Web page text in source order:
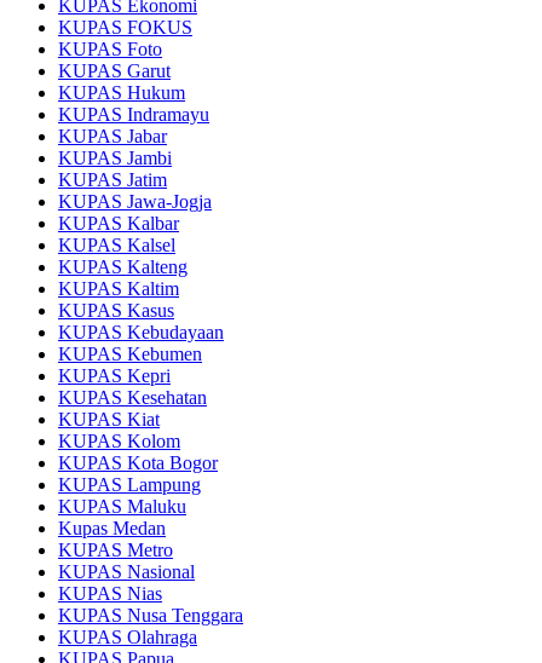
KUPAS Ekonomi
KUPAS FOKUS
KUPAS Foto
KUPAS Garut
KUPAS Hukum
KUPAS Indramayu
KUPAS Jabar
KUPAS Jambi
KUPAS Jatim
KUPAS Jawa-Jogja
KUPAS Kalbar
KUPAS Kalsel
KUPAS Kalteng
KUPAS Kaltim
KUPAS Kasus
KUPAS Kebudayaan
KUPAS Kebumen
KUPAS Kepri
KUPAS Kesehatan
KUPAS Kiat
KUPAS Kolom
KUPAS Kota Bogor
KUPAS Lampung
KUPAS Maluku
Kupas Medan
KUPAS Metro
KUPAS Nasional
KUPAS Nias
KUPAS Nusa Tenggara
KUPAS Olahraga
KUPAS Papua